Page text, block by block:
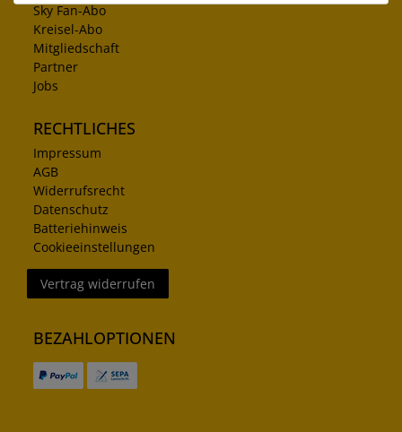
Sky Fan-Abo
Kreisel-Abo
Mitgliedschaft
Partner
Jobs
RECHTLICHES
Impressum
AGB
Widerrufsrecht
Datenschutz
Batteriehinweis
Cookieeinstellungen
Vertrag widerrufen
BEZAHLOPTIONEN